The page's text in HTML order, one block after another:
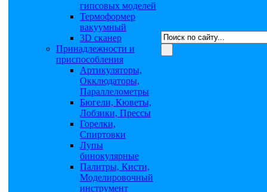
гипсовых моделей
Термоформер
вакуумный
3D сканер
Принадлежности и
приспособления
Артикуляторы,
Окклюдаторы,
Параллелометры
Бюгели, Кюветы,
Лобзики, Прессы
Горелки,
Спиртовки
Лупы
бинокулярные
Палитры, Кисти,
Моделировочный
инструмент